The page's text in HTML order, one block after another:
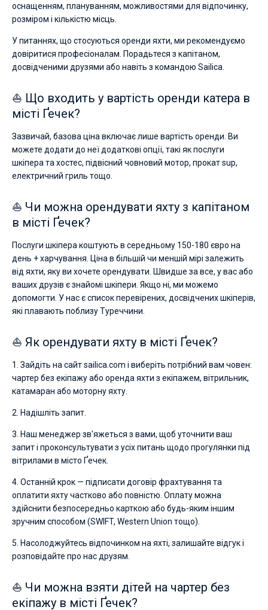
оснащенням, плануванням, можливостями для відпочинку,
розміром і кількістю місць.
У питаннях, що стосуються оренди яхти, ми рекомендуємо
довіритися професіоналам. Порадьтеся з капітаном,
досвідченими друзями або навіть з командою Sailica.
⛵ Що входить у вартість оренди катера в
місті Ґечек?
Зазвичай, базова ціна включає лише вартість оренди. Ви
можете додати до неї додаткові опції, такі як послуги
шкіпера та хостес, підвісний човновий мотор, прокат sup,
електричний гриль тощо.
⛵ Чи можна орендувати яхту з капітаном
в місті Ґечек?
Послуги шкіпера коштують в середньому 150-180 євро на
день + харчування. Ціна в більшій чи меншій мірі залежить
від яхти, яку ви хочете орендувати. Швидше за все, у вас або
ваших друзів є знайомі шкіпери. Якщо ні, ми можемо
допомогти. У нас є список перевірених, досвідчених шкіперів,
які плавають поблизу Туреччини.
⛵ Як орендувати яхту в місті Ґечек?
1. Зайдіть на сайт sailica.com і виберіть потрібний вам човен:
чартер без екіпажу або оренда яхти з екіпажем, вітрильник,
катамаран або моторну яхту.
2. Надішліть запит.
3. Наш менеджер зв'яжеться з вами, щоб уточнити ваш
запит і проконсультувати з усіх питань щодо прогулянки під
вітрилами в місто Ґечек.
4. Останній крок — підписати договір фрахтування та
оплатити яхту частково або повністю. Оплату можна
здійснити безпосередньо карткою або будь-яким іншим
зручним способом (SWIFT, Western Union тощо).
5. Насолоджуйтесь відпочинком на яхті, залишайте відгук і
розповідайте про нас друзям.
⛵ Чи можна взяти дітей на чартер без
екіпажу в місті Ґечек?